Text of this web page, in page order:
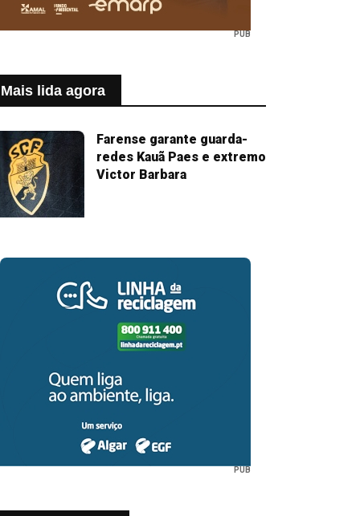
PUB
Mais lida agora
Farense garante guarda-
redes Kauã Paes e extremo
Victor Barbara
PUB